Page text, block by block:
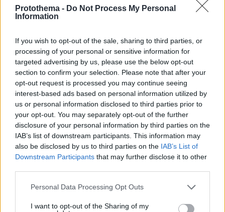
Protothema - Do Not Process My Personal
Information
If you wish to opt-out of the sale, sharing to third parties, or
processing of your personal or sensitive information for
targeted advertising by us, please use the below opt-out
section to confirm your selection. Please note that after your
opt-out request is processed you may continue seeing
interest-based ads based on personal information utilized by
us or personal information disclosed to third parties prior to
your opt-out. You may separately opt-out of the further
disclosure of your personal information by third parties on the
IAB’s list of downstream participants. This information may
also be disclosed by us to third parties on the IAB’s List of
Downstream Participants that may further disclose it to other
Please note that this website/app uses one or more Google
not limited to your visit or usage behaviour. You may click to
Personal Data Processing Opt Outs
I want to opt-out of the Sharing of my
διηγηθούν. Το λάθος δεν είναι ότι πνίξαμε τις
ιστορίες μέσα μας. Το λάθος είναι ότι δεν
για να τις πούμε και φυσικά φοβόμασταν τον
σχολιασμό και την κριτική από τους "δικαστές"
γι' αυτό δεν είχαμε το θάρρος. Η κάθε γυναίκα
χρειάζεται τη στήριξη μας αν και όταν
αποφασίσει να μιλήσει, όταν βρει το θάρρος
μέσα της.